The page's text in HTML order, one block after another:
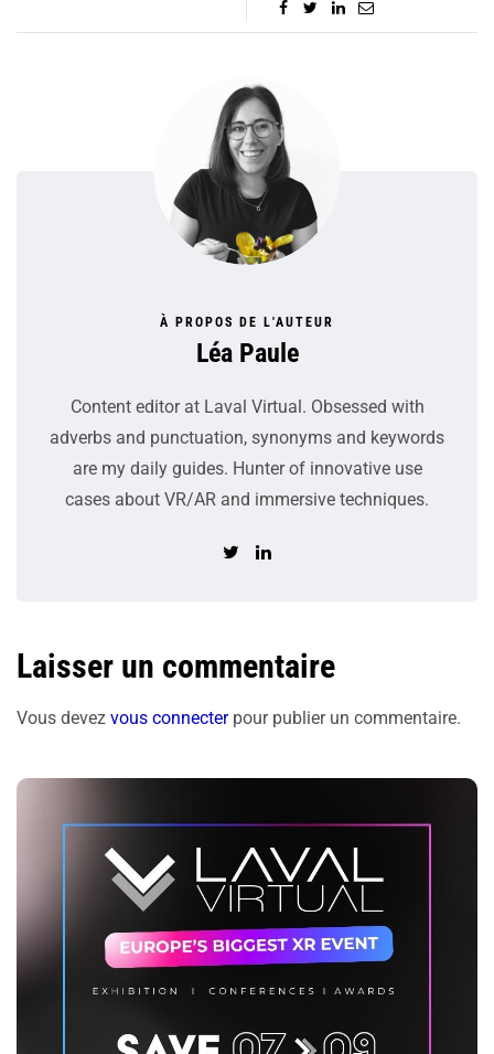
À PROPOS DE L'AUTEUR
Léa Paule
Content editor at Laval Virtual. Obsessed with
adverbs and punctuation, synonyms and keywords
are my daily guides. Hunter of innovative use
cases about VR/AR and immersive techniques.
Laisser un commentaire
Vous devez vous connecterpour publier un commentaire.